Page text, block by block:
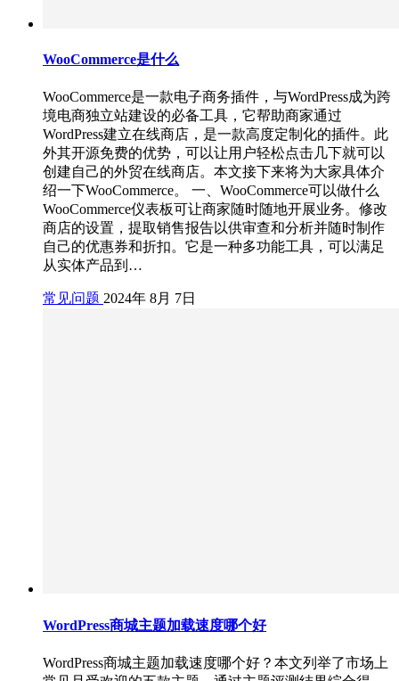
WooCommerce是什么
WooCommerce是一款电子商务插件，与WordPress成为跨
境电商独立站建设的必备工具，它帮助商家通过
WordPress建立在线商店，是一款高度定制化的插件。此
外其开源免费的优势，可以让用户轻松点击几下就可以
创建自己的外贸在线商店。本文接下来将为大家具体介
绍一下WooCommerce。 一、WooCommerce可以做什么
WooCommerce仪表板可让商家随时随地开展业务。修改
商店的设置，提取销售报告以供审查和分析并随时制作
自己的优惠券和折扣。它是一种多功能工具，可以满足
从实体产品到…
常见问题 2024年 8月 7日
WordPress商城主题加载速度哪个好
WordPress商城主题加载速度哪个好？本文列举了市场上